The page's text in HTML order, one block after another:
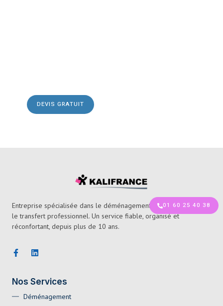
01 60 25 40 38
DEVIS GRATUIT
Entreprise spécialisée dans le déménagement de particuliers et
le transfert professionnel. Un service fiable, organisé et
réconfortant, depuis plus de 10 ans.
Nos Services
Déménagement